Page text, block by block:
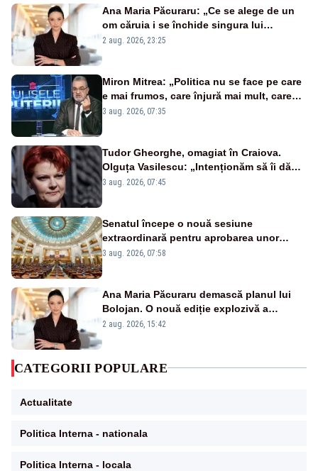
Ana Maria Păcuraru: „Ce se alege de un
om căruia i se închide singura lui
portiță?”
2 aug. 2026, 23:25
Miron Mitrea: „Politica nu se face pe care
e mai frumos, care înjură mai mult, care
țipă mai tare, ci pe proiecte”
3 aug. 2026, 07:35
Tudor Gheorghe, omagiat în Craiova.
Olguța Vasilescu: „Intenționăm să îi dăm
numele lui”
3 aug. 2026, 07:45
Senatul începe o nouă sesiune
extraordinară pentru aprobarea unor
jaloane din PNRR
3 aug. 2026, 07:58
Ana Maria Păcuraru demască planul lui
Bolojan. O nouă ediție explozivă a
emisiunii „Miza Zilei” la Realitatea PLUS
2 aug. 2026, 15:42
CATEGORII POPULARE
Actualitate
Politica Interna - nationala
Politica Interna - locala